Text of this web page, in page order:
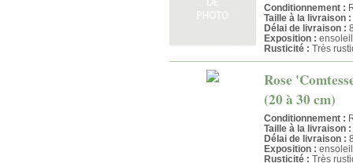
Conditionnement :
Taille à la livraison :
Délai de livraison :
Exposition :
Rusticité : Très
Rose
(20 à 30 cm)
Conditionnement :
Taille à la livraison :
Délai de livraison :
Exposition :
Rusticité : Très